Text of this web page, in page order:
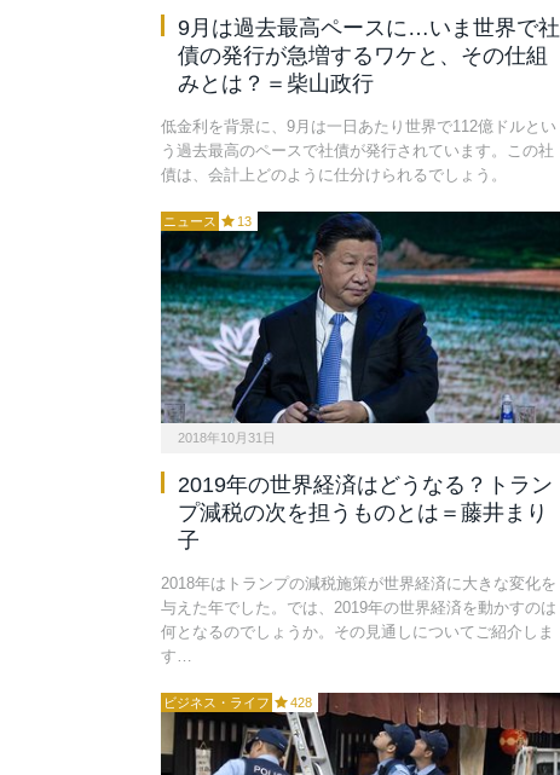
9月は過去最高ペースに…いま世界で社
債の発行が急増するワケと、その仕組
みとは？＝柴山政行
低金利を背景に、9月は一日あたり世界で112億ドルとい
う過去最高のペースで社債が発行されています。この社
債は、会計上どのように仕分けられるでしょう。
ニュース 13
2018年10月31日
2019年の世界経済はどうなる？トラン
プ減税の次を担うものとは＝藤井まり
子
2018年はトランプの減税施策が世界経済に大きな変化を
与えた年でした。では、2019年の世界経済を動かすのは
何となるのでしょうか。その見通しについてご紹介しま
す…
ビジネス・ライフ 428